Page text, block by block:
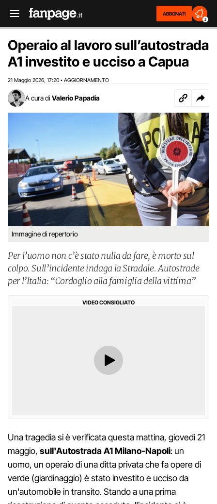
ABBONATI
2
Operaio al lavoro sull’autostrada
A1 investito e ucciso a Capua
21 Maggio 2026 17:20 • AGGIORNAMENTO
A cura di Valerio Papadia
Immagine di repertorio
Per l’uomo non c’è stato nulla da fare, è morto sul
colpo. Sull’incidente indaga la Stradale. Autostrade
per l’Italia: “Cordoglio alla famiglia della vittima”
VIDEO CONSIGLIATO
Una tragedia si è verificata questa mattina, giovedì 21
maggio, sull'Autostrada A1 Milano-Napoli: un
uomo, un operaio di una ditta privata che fa opere di
verde (giardinaggio) è stato investito e ucciso da
un'automobile in transito. Stando a una prima